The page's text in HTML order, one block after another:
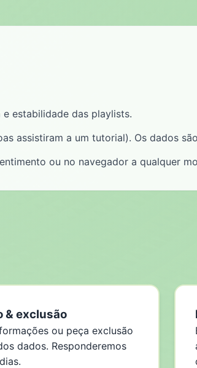
estabilidade das playlists.
assistiram a um tutorial). Os dados
ou no navegador a qualquer
& exclusão
ou peça exclusão
dados. Responderemos